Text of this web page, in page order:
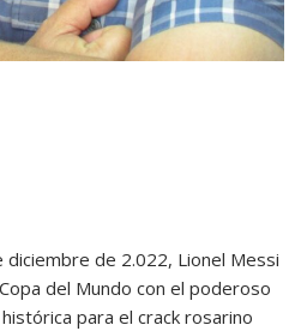
diciembre de 2.022, Lionel Messi
del Mundo con el poderoso
para el crack rosarino